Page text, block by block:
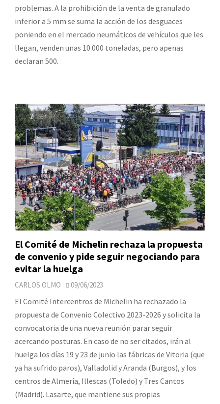
problemas. A la prohibición de la venta de granulado
inferior a 5 mm se suma la acción de los desguaces
poniendo en el mercado neumáticos de vehículos que les
llegan, venden unas 10.000 toneladas, pero apenas
declaran 500.
El Comité de Michelin rechaza la propuesta
de convenio y pide seguir negociando para
evitar la huelga
CARLOS OLMO 09/06/2023
El Comité Intercentros de Michelin ha rechazado la
propuesta de Convenio Colectivo 2023-2026 y solicita la
convocatoria de una nueva reunión parar seguir
acercando posturas. En caso de no ser citados, irán al
huelga los días 19 y 23 de junio las fábricas de Vitoria (que
ya ha sufrido paros), Valladolid y Aranda (Burgos), y los
centros de Almería, Illescas (Toledo) y Tres Cantos
(Madrid). Lasarte, que mantiene sus propias